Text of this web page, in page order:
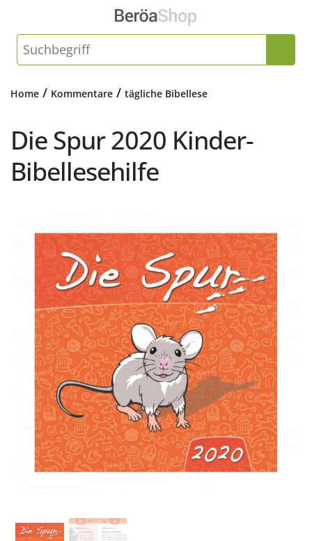
Home / Kommentare / tägliche Bibellese
Die Spur 2020 Kinder-
Bibellesehilfe